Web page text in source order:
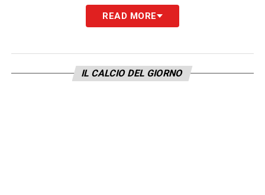
nel sostenere il percorso di crescita della
squadra. Il Napoli, pur tra alti e bassi, sembra
lavoro, dell’intensità e della costruzione di
un’identità solida.
READ MORE
IL CALCIO DEL GIORNO